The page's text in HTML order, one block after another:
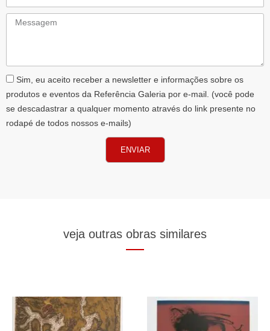
Messagem
AceiteLGPD
Sim, eu aceito receber a newsletter e informações sobre os
produtos e eventos da Referência Galeria por e-mail. (você pode
se descadastrar a qualquer momento através do link presente no
rodapé de todos nossos e-mails)
ENVIAR
veja outras obras similares